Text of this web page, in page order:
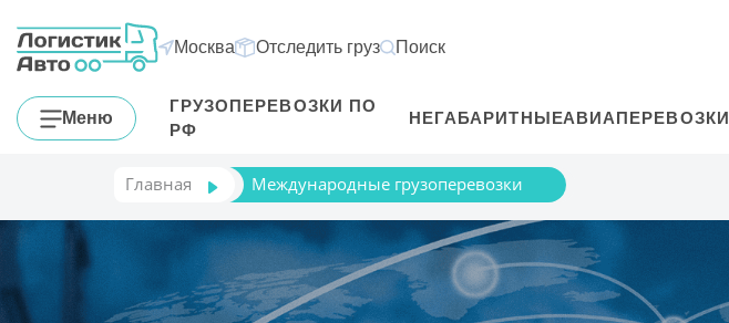
Москва Отследить груз Поиск
Меню
ГРУЗОПЕРЕВОЗКИ ПО
РФ
НЕГАБАРИТНЫЕАВИАПЕРЕВОЗКИ
Главная Международные грузоперевозки